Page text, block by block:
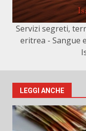
Servizi segreti,
eritrea - Sangue
LEGGI ANCHE